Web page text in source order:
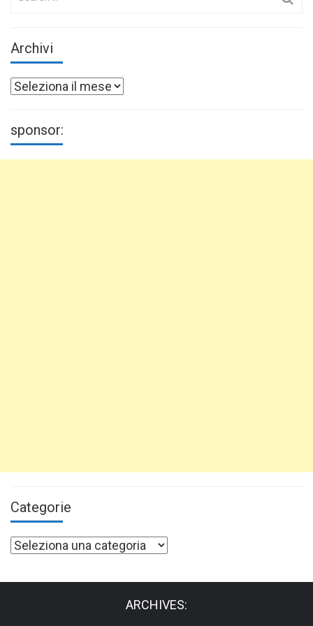
Archivi
Archivi
sponsor:
Categorie
Categorie
ARCHIVES: